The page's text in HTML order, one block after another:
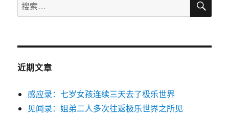
索：
近期文章
感应录：七岁女孩连续三天去了极乐世界
见闻录：姐弟二人多次往返极乐世界之所见